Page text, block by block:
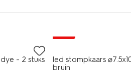
- 2 stuks
led stompkaars
bruin